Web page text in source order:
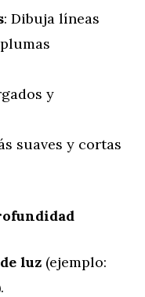
: Dibuja líneas
y
suaves y cortas
luz (ejemplo: